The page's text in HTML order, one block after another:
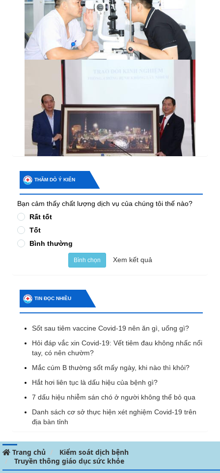
THĂM DÒ Ý KIẾN
Bạn cảm thấy chất lượng dịch vụ của chúng tôi thế nào?
Rất tốt
Tốt
Bình thường
Bình chọn Xem kết quả
TIN ĐỌC NHIỀU
Sốt sau tiêm vaccine Covid-19 nên ăn gì, uống gì?
Hỏi đáp vắc xin Covid-19: Vết tiêm đau không nhấc nổi
tay, có nên chườm?
Mắc cúm B thường sốt mấy ngày, khi nào thì khỏi?
Hắt hơi liên tục là dấu hiệu của bệnh gì?
7 dấu hiệu nhiễm sán chó ở người không thể bỏ qua
Danh sách cơ sở thực hiện xét nghiệm Covid-19 trên
địa bàn tỉnh
Trang chủ
Kiểm soát dịch bệnh
Truyền thông giáo dục sức khỏe